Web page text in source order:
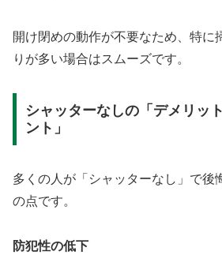
開け閉めの動作が不要なため、特に
りが多い場合はスムーズです。
シャッターなしの「デメリッ
ント」
多くの人が「シャッターなし」で後
の点です。
防犯性の低下